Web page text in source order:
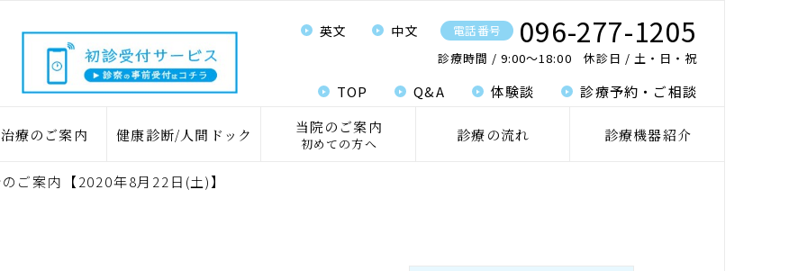
療のご案内 健康診断/人間ドック 当院のご案内
初めての方へ 診療の流れ 診療機器紹介
英文 中文 電話番号 096-277-1205
診療時間 9:00〜18:00 休診日 土・日・祝
TOP Q&A 体験談 診療予約・ご相談
ご案内【2020年8月22日(土)】